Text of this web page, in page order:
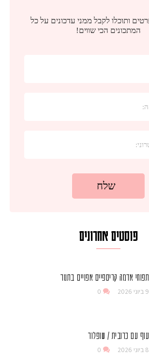
פוסטים אחרונים
תפוחי אדמה קריספיים אפויים בתנור
9 ביוני 2026 0
עוף עם כרובית / שופלור
8 ביוני 2026 0